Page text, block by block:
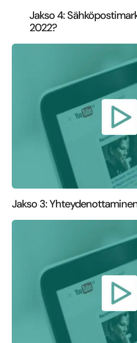
Jakso 4:
2022?
Jakso 3: